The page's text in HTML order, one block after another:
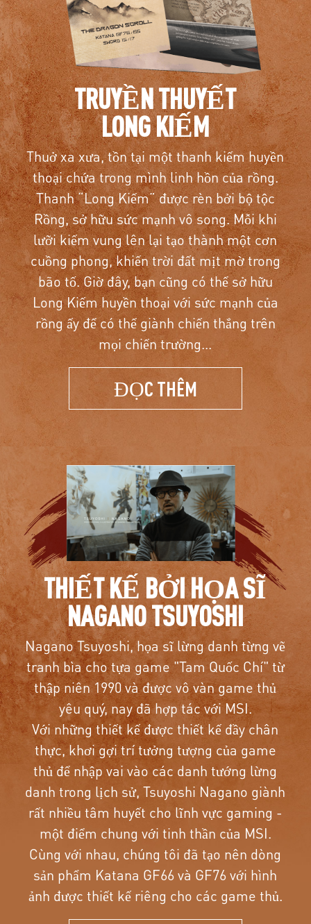
TRUYỀN THUYẾT
LONG KIẾM
Thuở xa xưa, tồn tại một thanh kiếm huyền
thoại chứa trong mình linh hồn của rồng.
Thanh “Long Kiếm” được rèn bởi bộ tộc
Rồng, sở hữu sức mạnh vô song. Mỗi khi
lưỡi kiếm vung lên lại tạo thành một cơn
cuồng phong, khiến trời đất mịt mờ trong
bão tố. Giờ đây, bạn cũng có thể sở hữu
Long Kiếm huyền thoại với sức mạnh của
rồng ấy để có thể giành chiến thắng trên
mọi chiến trường...
ĐỌC THÊM
THIẾT KẾ BỞI HỌA SĨ
NAGANO TSUYOSHI
Nagano Tsuyoshi, họa sĩ lừng danh từng vẽ
tranh bìa cho tựa game "Tam Quốc Chí" từ
thập niên 1990 và được vô vàn game thủ
yêu quý, nay đã hợp tác với MSI.
Với những thiết kế được thiết kế đầy chân
thực, khơi gợi trí tưởng tượng của game
thủ để nhập vai vào các danh tướng lừng
danh trong lịch sử, Tsuyoshi Nagano giành
rất nhiều tâm huyết cho lĩnh vực gaming -
một điểm chung với tinh thần của MSI.
Cùng với nhau, chúng tôi đã tạo nên dòng
sản phẩm Katana GF66 và GF76 với hình
ảnh được thiết kế riêng cho các game thủ.